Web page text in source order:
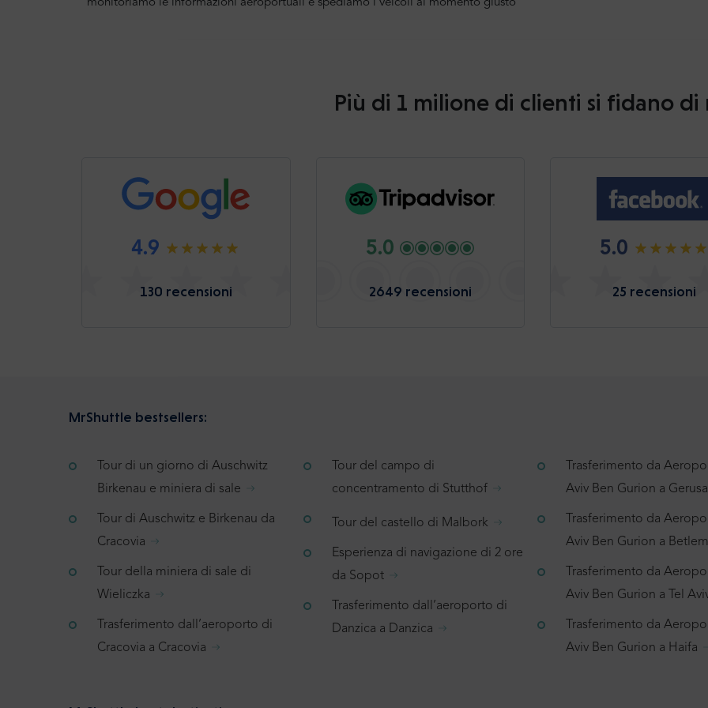
monitoriamo le informazioni aeroportuali e spediamo i veicoli al momento giusto
Più di 1 milione di clienti si fidano di
4.9
130 recensioni
5.0
2649 recensioni
5.0
25 recensioni
MrShuttle bestsellers:
Tour di un giorno di Auschwitz
Birkenau e miniera di sale
Tour di Auschwitz e Birkenau da
Cracovia
Tour della miniera di sale di
Wieliczka
Trasferimento dall’aeroporto di
Cracovia a Cracovia
Tour del campo di
concentramento di Stutthof
Tour del castello di Malbork
Esperienza di navigazione di 2 ore
da Sopot
Trasferimento dall’aeroporto di
Danzica a Danzica
Trasferimento da
Aviv Ben Gurion a
Trasferimento da
Aviv Ben Gurion a
Trasferimento da
Aviv Ben Gurion a Tel
Trasferimento da
Aviv Ben Gurion a Haifa